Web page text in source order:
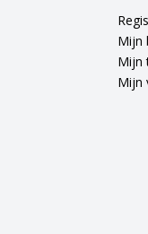
Mijn
Mijn
Mijn